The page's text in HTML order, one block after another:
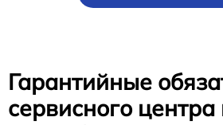
Гарантийные
сервисного